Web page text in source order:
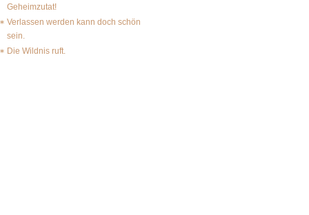
Geheimzutat!
Verlassen werden kann doch schön
sein.
Die Wildnis ruft.